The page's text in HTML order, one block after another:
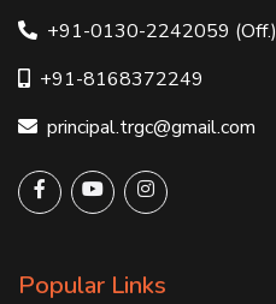
+91-0130-2242059 (Off.)
+91-8168372249
principal.trgc@gmail.com
Popular Links